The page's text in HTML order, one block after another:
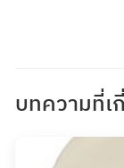
บทความที่เ